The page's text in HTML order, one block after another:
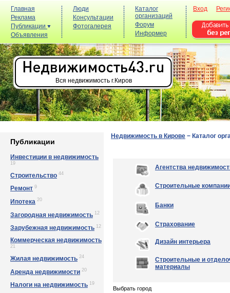
Главная
Реклама
Публикации
Объявления
Люди
Консультации
Фотогалерея
Каталог
организаций
Форум
Информер
Вход
Вся недвижимость г.Киров
Публикации
Инвестиции в недвижимость
19
Строительство 44
Ремонт 9
Ипотека 20
Загородная недвижимость 12
Зарубежная недвижимость 12
Коммерческая недвижимость
21
Жилая недвижимость 24
Аренда недвижимости 20
Налоги на недвижимость 19
Недвижимость в Кирове − Каталог
Агентства
Строительные
Банки
Страхование
Дизайн интерьера
Строительные и
материалы
Выбрать город